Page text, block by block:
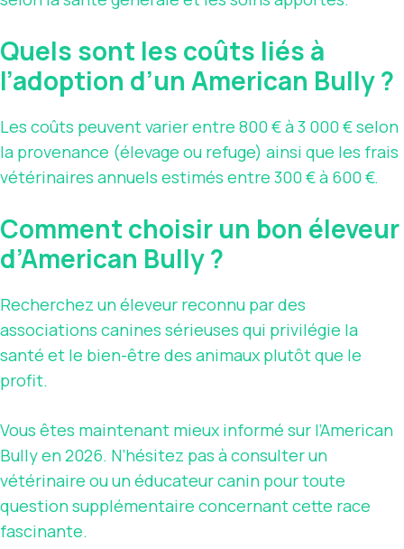
Quels sont les coûts liés à
l’adoption d’un American Bully ?
Les coûts peuvent varier entre 800 € à 3 000 € selon
la provenance (élevage ou refuge) ainsi que les frais
vétérinaires annuels estimés entre 300 € à 600 €.
Comment choisir un bon éleveur
d’American Bully ?
Recherchez un éleveur reconnu par des
associations canines sérieuses qui privilégie la
santé et le bien-être des animaux plutôt que le
profit.
Vous êtes maintenant mieux informé sur l’American
Bully en 2026. N’hésitez pas à consulter un
vétérinaire ou un éducateur canin pour toute
question supplémentaire concernant cette race
fascinante.